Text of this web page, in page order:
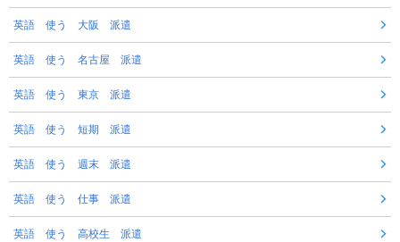
英語 使う 大阪 派遣
英語 使う 名古屋 派遣
英語 使う 東京 派遣
英語 使う 短期 派遣
英語 使う 週末 派遣
英語 使う 仕事 派遣
英語 使う 高校生 派遣